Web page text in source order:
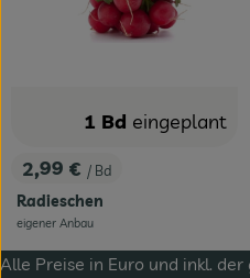
, Preis:
2,99 € / Bd
Radieschen
, Herkunft:
eigener Anbau
1 Bd eingeplant
Alle Preise in Euro und inkl.